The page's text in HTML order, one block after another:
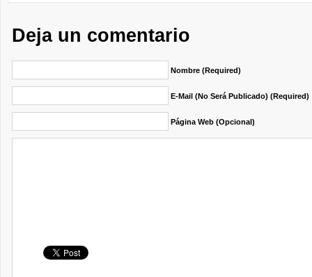
Deja un comentario
Nombre (required)
E-Mail (no Será Publicado) (required)
Página Web (opcional)